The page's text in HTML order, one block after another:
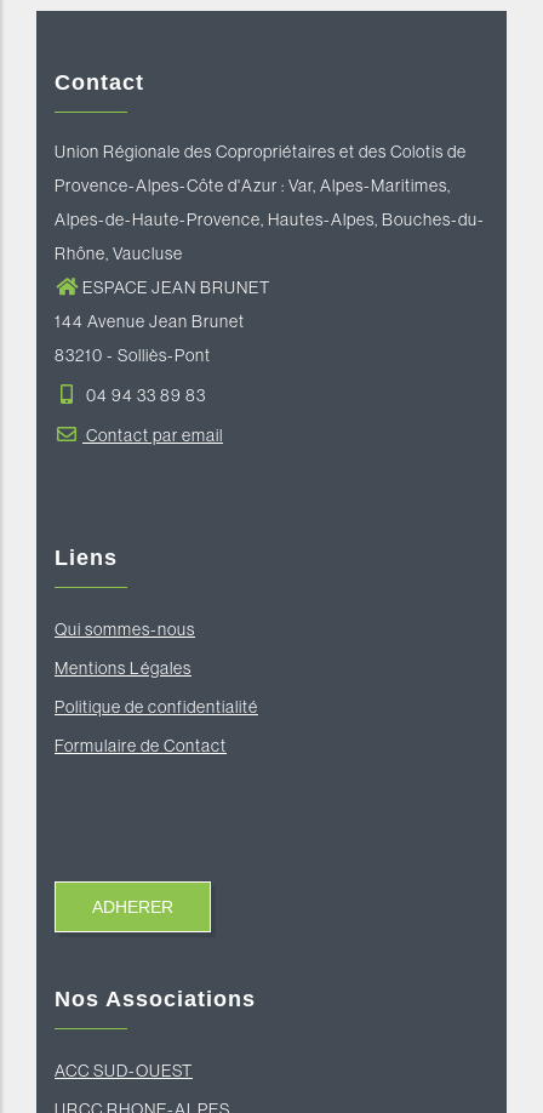
Contact
Union Régionale des Copropriétaires et des Colotis de
Provence-Alpes-Côte d'Azur : Var, Alpes-Maritimes,
Alpes-de-Haute-Provence, Hautes-Alpes, Bouches-du-
Rhône, Vaucluse
ESPACE JEAN BRUNET
144 Avenue Jean Brunet
83210 - Solliès-Pont
04 94 33 89 83
Contact par email
Liens
Qui sommes-nous
Mentions Légales
Politique de confidentialité
Formulaire de Contact
Nos Associations
ACC SUD-OUEST